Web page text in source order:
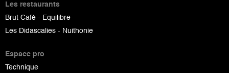
Les restaurants
Brut Café - Equilibre
Les Didascalies - Nuithonie
Espace pro
Technique